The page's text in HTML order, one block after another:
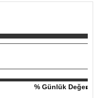
% Günlük Değer*